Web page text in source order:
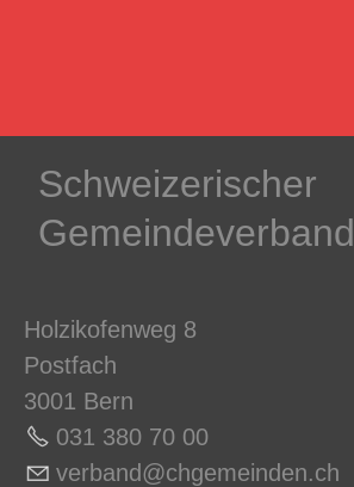
Schweizerischer
Gemeindeverband
Holzikofenweg 8
Postfach
3001 Bern
031 380 70 00
v rb nd chg m nd n ch